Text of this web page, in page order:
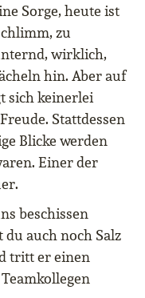
Sorge, heute ist
zu
wirklich,
hin. Aber auf
sich keinerlei
Stattdessen
Blicke werden
Einer der
beschissen
du auch noch Salz
tritt er einen